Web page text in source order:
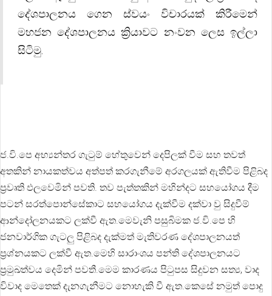
දේශපාලනය ගෙන ස්වයං විචාරයක් කිරීමෙන්
මහජන දේශපාලනය ක්‍රියාවට නංවන ලෙස ඉල්ලා
සිටිමු.
ජ.වි.පෙ අභ්‍යන්තර ගැටුම් හේතුවෙන් දෙපිලක් වීම සහ තවත්
අතකින් නායකත්වය අත්පත් කරගැනීමේ අරගලයක් ඇතිවීම පිළිබද
ප්‍රවෘති ඵලවෙමින් පවති. තව පැත්තකින් මහින්දට සහයෝගය දීම
පටන් සරත්පොන්සේකාට සහයෝගය දැක්වීම දක්වා වු සිදුවීම්
ආන්දෝලනයකට ලක්වී ඇත.මෙවැනි පසුබිමක ජ.වි.පෙ හි
ජනවාර්ගික ගැටලු පිළිබද දැක්මත් මැතිවරණ දේශපාලනයත්
ප්‍රශ්නයකට ලක්වී ඇත.මෙහි සාරාංශය පන්ති දේශපාලනයට
ප්‍රමුඛත්වය දෙමින් පවතී.මෙම කාරණය පිටුපස සිදුවන සත්‍ය, වාද
විවාද මෙතෙක් දැනගැනීමට නොහැකි වී ඇත.කෙසේ නමුත් පොදු